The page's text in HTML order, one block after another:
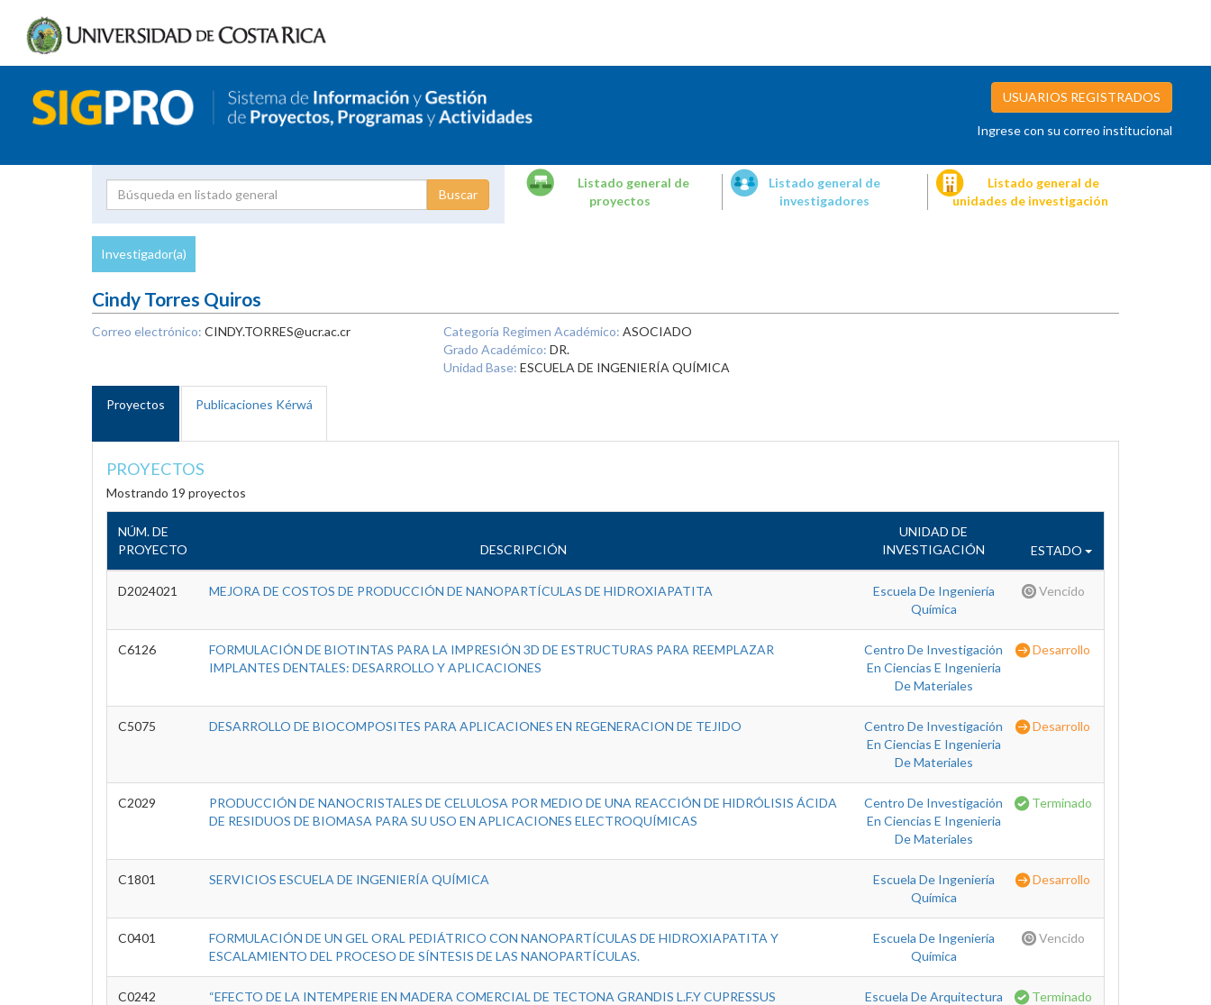
USUARIOS REGISTRADOS
Ingrese con su correo institucional
Proyecto
Listado general de
proyectos
Listado general de
investigadores
Listado general de
unidades de investigación
Investigador(a)
Cindy Torres Quiros
Correo electrónico: CINDY.TORRES@ucr.ac.cr Categoría Regimen Académico: ASOCIADO
Grado Académico: DR.
Unidad Base: ESCUELA DE INGENIERÍA QUÍMICA
Proyectos Publicaciones Kérwá
PROYECTOS
Mostrando 19 proyectos
NÚM. DE
PROYECTO
DESCRIPCIÓN
UNIDAD DE
INVESTIGACIÓN
ESTADO
D2024021 MEJORA DE COSTOS DE PRODUCCIÓN DE NANOPARTÍCULAS DE HIDROXIAPATITA
Escuela De Ingeniería
Química
Vencido
C6126
FORMULACIÓN DE BIOTINTAS PARA LA IMPRESIÓN 3D DE ESTRUCTURAS PARA REEMPLAZAR
IMPLANTES DENTALES: DESARROLLO Y APLICACIONES
Centro De Investigación
En Ciencias E Ingenieria
De Materiales
Desarrollo
C5075 DESARROLLO DE BIOCOMPOSITES PARA APLICACIONES EN REGENERACION DE TEJIDO
Centro De Investigación
En Ciencias E Ingenieria
De Materiales
Desarrollo
C2029
PRODUCCIÓN DE NANOCRISTALES DE CELULOSA POR MEDIO DE UNA REACCIÓN DE HIDRÓLISIS ÁCIDA
DE RESIDUOS DE BIOMASA PARA SU USO EN APLICACIONES ELECTROQUÍMICAS
Centro De Investigación
En Ciencias E Ingenieria
De Materiales
Terminado
C1801 SERVICIOS ESCUELA DE INGENIERÍA QUÍMICA
Escuela De Ingeniería
Química
Desarrollo
C0401
FORMULACIÓN DE UN GEL ORAL PEDIÁTRICO CON NANOPARTÍCULAS DE HIDROXIAPATITA Y
ESCALAMIENTO DEL PROCESO DE SÍNTESIS DE LAS NANOPARTÍCULAS.
Escuela De Ingeniería
Química
Vencido
C0242
“EFECTO DE LA INTEMPERIE EN MADERA COMERCIAL DE TECTONA GRANDIS L.F.Y CUPRESSUS
Escuela De Arquitectura Terminado